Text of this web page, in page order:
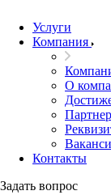
Услуги
Компания
О
Контакты
Задать вопрос